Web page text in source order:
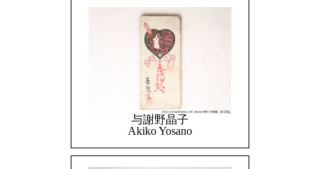
与謝野晶子
Akiko Yosano